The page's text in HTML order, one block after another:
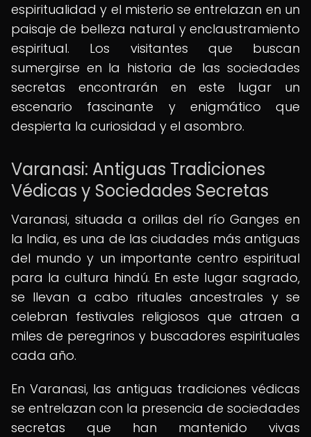
espiritualidad y el misterio se entrelazan en un
paisaje de belleza natural y enclaustramiento
espiritual. Los visitantes que buscan
sumergirse en la historia de las sociedades
secretas encontrarán en este lugar un
escenario fascinante y enigmático que
despierta la curiosidad y el asombro.
Varanasi: Antiguas Tradiciones
Védicas y Sociedades Secretas
Varanasi, situada a orillas del río Ganges en
la India, es una de las ciudades más antiguas
del mundo y un importante centro espiritual
para la cultura hindú. En este lugar sagrado,
se llevan a cabo rituales ancestrales y se
celebran festivales religiosos que atraen a
miles de peregrinos y buscadores espirituales
cada año.
En Varanasi, las antiguas tradiciones védicas
se entrelazan con la presencia de sociedades
secretas que han mantenido vivas